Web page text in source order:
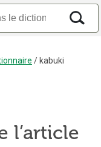
/ kabuki
l’article